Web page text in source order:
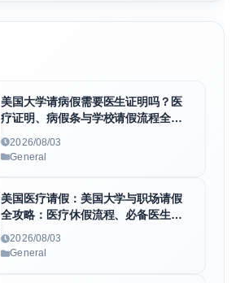
美国大学请病假需要医生证明吗？医
疗证明、病假条与学校请假流程全解
析
2026/08/03
General
美国医疗请假：美国大学与职场请假
全攻略：医疗休假流程、必备医生证
2026/08/03
General